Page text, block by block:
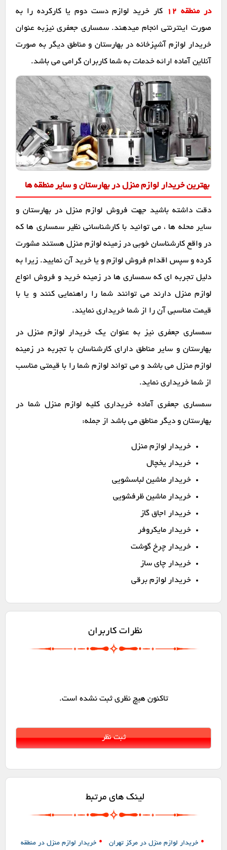
در منطقه 12
کار خرید لوازم دست دوم یا کارکرده را به
صورت اینترنتی انجام میدهند. سمساری جعفری نیزبه عنوان
خریدار لوازم آشپزخانه در بهارستان و مناطق دیگر به صورت
آنلاین آماده ارائه خدمات به شما کاربران گرامی می باشد.
بهترین خریدار لوازم منزل در بهارستان و سایر منطقه ها
دقت داشته باشید جهت فروش لوازم منزل در بهارستان و
سایر محله ها ، می توانید با کارشناسانی نظیر سمساری ها که
در واقع کارشناسان خوبی در زمینه لوازم منزل هستند مشورت
کرده و سپس اقدام فروش لوازم و یا خرید آن نمایید. زیرا به
دلیل تجربه ای که سمساری ها در زمینه خرید و فروش انواع
لوازم منزل دارند می توانند شما را راهنمایی کنند و یا با
قیمت مناسبی آن را از شما خریداری نمایند.
سمساری جعفری نیز به عنوان یک خریدار لوازم منزل در
بهارستان و سایر مناطق دارای کارشناسان با تجربه در زمینه
لوازم منزل می باشد و می تواند لوازم شما را با قیمتی مناسب
از شما خریداری نماید.
سمساری جعفری آماده خریداری کلیه لوازم منزل شما در
بهارستان و دیگر مناطق می باشد از جمله:
خریدار لوازم منزل
خریدار یخچال
خریدار ماشین لباسشویی
خریدار ماشین ظرفشویی
خریدار اجاق گاز
خریدار مایکروفر
خریدار چرخ گوشت
خریدار چای ساز
خریدار لوازم برقی
نظرات کاربران
تاکنون هیچ نظری ثبت نشده است.
لینک های مرتبط
• خریدار لوازم منزل در مرکز تهران • خریدار لوازم منزل در منطقه